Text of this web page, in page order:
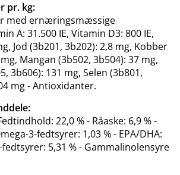
pr. kg:
med ernæringsmæssige
A: 31.500 IE, Vitamin D3: 800 IE,
Jod (3b201, 3b202): 2,8 mg, Kobber
Mangan (3b502, 3b504): 37 mg,
3b606): 131 mg, Selen (3b801,
mg - Antioxidanter.
22,0 % - Råaske: 6,9 % -
3-fedtsyrer: 1,03 % - EPA/DHA:
fedtsyrer: 5,31 % - Gammalinolensyre